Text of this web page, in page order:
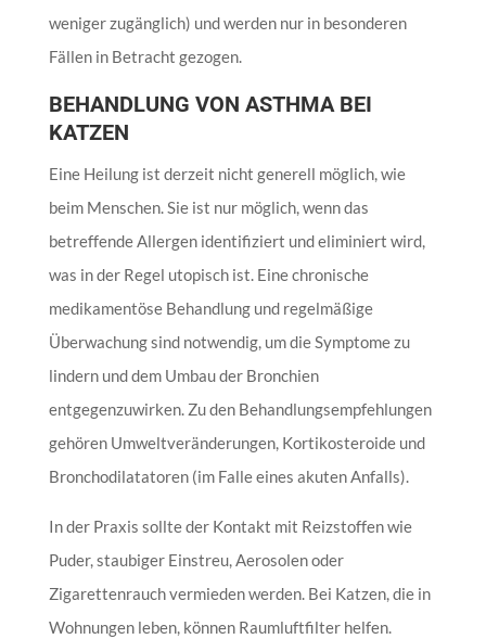
weniger zugänglich) und werden nur in besonderen
Fällen in Betracht gezogen.
BEHANDLUNG VON ASTHMA BEI
KATZEN
Eine Heilung ist derzeit nicht generell möglich, wie
beim Menschen. Sie ist nur möglich, wenn das
betreffende Allergen identifiziert und eliminiert wird,
was in der Regel utopisch ist. Eine chronische
medikamentöse Behandlung und regelmäßige
Überwachung sind notwendig, um die Symptome zu
lindern und dem Umbau der Bronchien
entgegenzuwirken. Zu den Behandlungsempfehlungen
gehören Umweltveränderungen, Kortikosteroide und
Bronchodilatatoren (im Falle eines akuten Anfalls).
In der Praxis sollte der Kontakt mit Reizstoffen wie
Puder, staubiger Einstreu, Aerosolen oder
Zigarettenrauch vermieden werden. Bei Katzen, die in
Wohnungen leben, können Raumluftfilter helfen.